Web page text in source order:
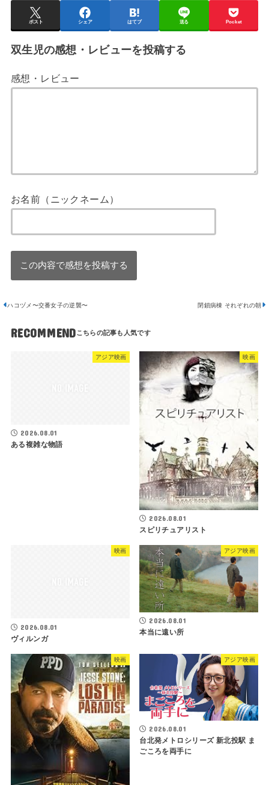
ポスト シェア はてブ 送る Pocket
双生児の感想・レビューを投稿する
感想・レビュー
お名前（ニックネーム）
ハコヅメ〜交番女子の逆襲〜 閉鎖病棟 それぞれの朝
RECOMMEND
アジア映画
2026.08.01
ある複雑な物語
映画
2026.08.01
スピリチュアリスト
映画
2026.08.01
ヴィルンガ
アジア映画
2026.08.01
本当に遠い所
映画 アジア映画
2026.08.01
台北発メトロシリーズ 新北投駅 ま
ごころを両手に